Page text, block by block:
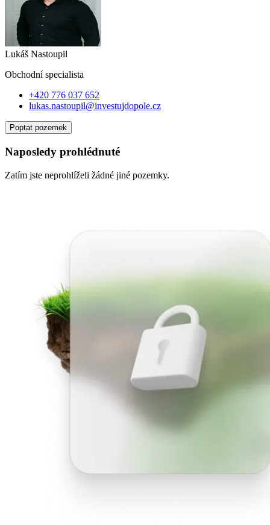
Lukáš Nastoupil
Obchodní specialista
+420 776 037 652
lukas.nastoupil@investujdopole.cz
Poptat pozemek
Naposledy prohlédnuté
Zatím jste neprohlíželi žádné jiné pozemky.